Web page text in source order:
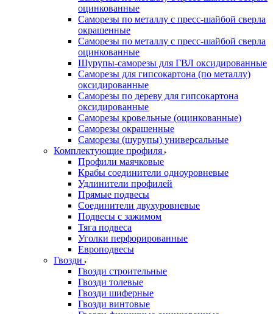
оцинкованные
Саморезы по металлу с пресс-шайбой сверла
окрашенные
Саморезы по металлу с пресс-шайбой сверла
оцинкованные
Шурупы-саморезы для ГВЛ оксидированные
Саморезы для гипсокартона (по металлу)
оксидированные
Саморезы по дереву для гипсокартона
оксидированные
Саморезы кровельные (оцинкованные)
Саморезы окрашенные
Саморезы (шурупы) универсальные
Комплектующие профиля
Профили маячковые
Крабы соединители одноуровневые
Удлинители профилей
Прямые подвесы
Соединители двухуровневые
Подвесы с зажимом
Тяга подвеса
Уголки перфорированные
Европодвесы
Гвозди
Гвозди строительные
Гвозди толевые
Гвозди шиферные
Гвозди винтовые